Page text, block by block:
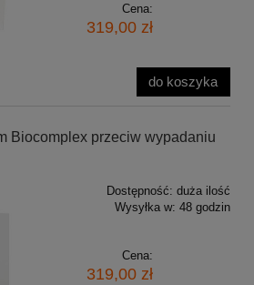
Cena:
319,00 zł
do koszyka
Biocomplex przeciw wypadaniu
Dostępność: duża ilość
Wysyłka w: 48 godzin
Cena:
319,00 zł